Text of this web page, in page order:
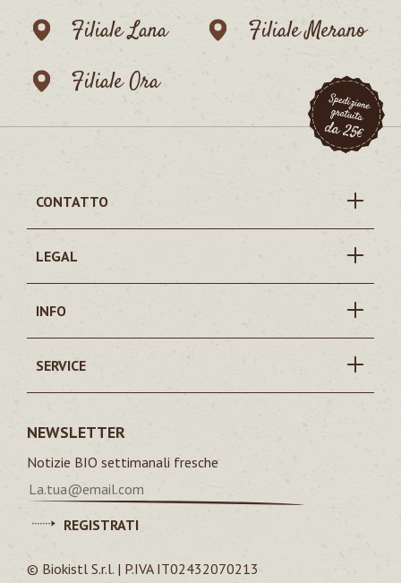
Filiale Lana
Filiale Merano
Filiale Ora
CONTATTO
LEGAL
INFO
SERVICE
NEWSLETTER
Notizie BIO settimanali fresche
REGISTRATI
© Biokistl S.r.l. | P.IVA IT02432070213